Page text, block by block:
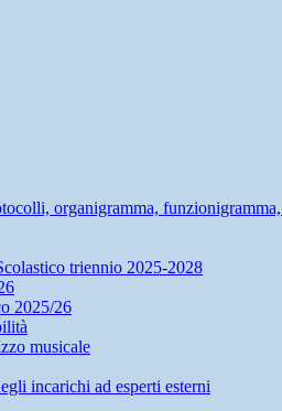
organigramma,
triennio 2025-2028
2025/26
musicale
incarichi ad esperti esterni